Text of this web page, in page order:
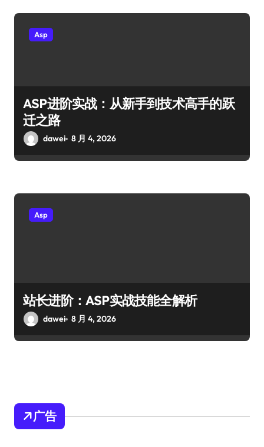
Asp
ASP进阶实战：从新手到技术高手的跃
迁之路
dawei 8 月 4, 2026
Asp
站长进阶：ASP实战技能全解析
dawei 8 月 4, 2026
广告